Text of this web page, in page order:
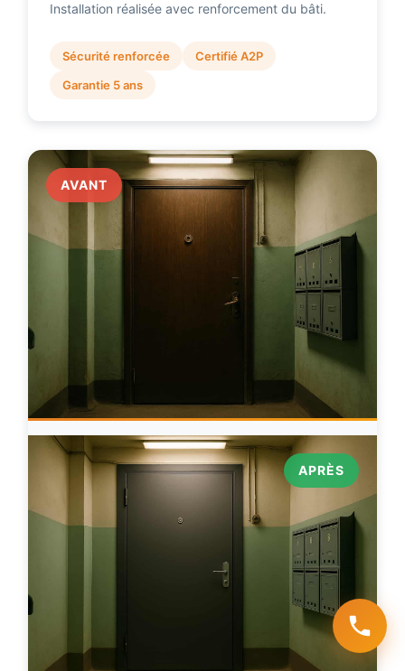
Installation réalisée avec renforcement du bâti.
Sécurité renforcée
Certifié A2P
Garantie 5 ans
AVANT
APRÈS